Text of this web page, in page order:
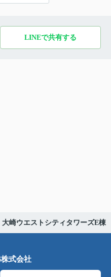
LINEで共有する
大崎ウエストシティタワーズE棟
式会社